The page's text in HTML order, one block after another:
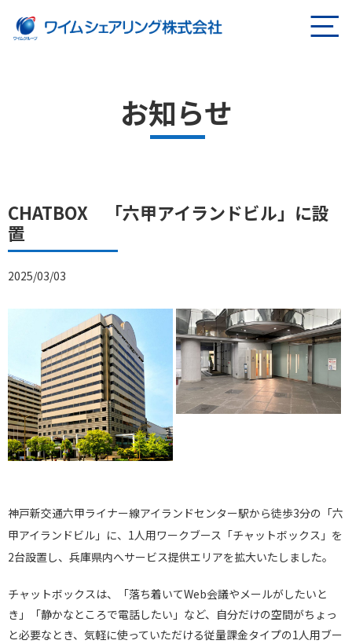
お知らせ
CHATBOX 「六甲アイランドビル」に設
置
2025/03/03
神戸新交通六甲ライナー線アイランドセンター駅から徒歩3分の「六
甲アイランドビル」に、1人用ワークブース「チャットボックス」を
2台設置し、兵庫県内へサービス提供エリアを拡大いたしました。
チャットボックスは、「落ち着いてWeb会議やメールがしたいと
き」「静かなところで電話したい」など、自分だけの空間がちょっ
と必要なとき、気軽に使っていただける従量課金タイプの1人用ブー